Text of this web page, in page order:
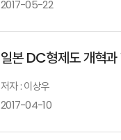
2017-05-22
일본 DC형제도 개혁과
저자 : 이상우
2017-04-10